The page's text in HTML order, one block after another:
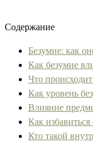
Содержание
Безумие: как
Как безумие
Что
Как уровень
Влияние
Как избавиться
Кто такой